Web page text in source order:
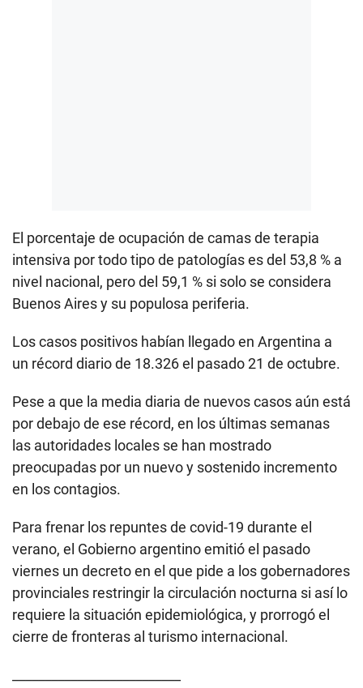
El porcentaje de ocupación de camas de terapia
intensiva por todo tipo de patologías es del 53,8 % a
nivel nacional, pero del 59,1 % si solo se considera
Buenos Aires y su populosa periferia.
Los casos positivos habían llegado en Argentina a
un récord diario de 18.326 el pasado 21 de octubre.
Pese a que la media diaria de nuevos casos aún está
por debajo de ese récord, en los últimas semanas
las autoridades locales se han mostrado
preocupadas por un nuevo y sostenido incremento
en los contagios.
Para frenar los repuntes de covid-19 durante el
verano, el Gobierno argentino emitió el pasado
viernes un decreto en el que pide a los gobernadores
provinciales restringir la circulación nocturna si así lo
requiere la situación epidemiológica, y prorrogó el
cierre de fronteras al turismo internacional.